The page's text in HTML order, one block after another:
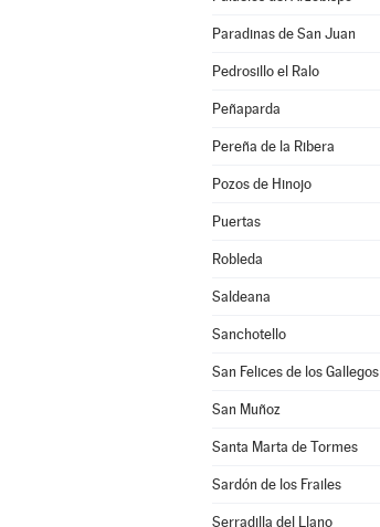
Paradinas de San Juan
Pedrosillo el Ralo
Peñaparda
Pereña de la Ribera
Pozos de Hinojo
Puertas
Robleda
Saldeana
Sanchotello
San Felices de los Gallegos
San Muñoz
Santa Marta de Tormes
Sardón de los Frailes
Serradilla del Llano